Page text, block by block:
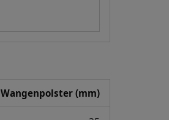
Wangenpolster (mm)